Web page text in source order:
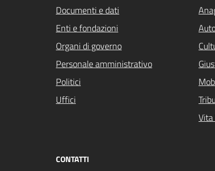
Documenti e dati
Enti e fondazioni
Organi di governo
Personale amministrativo
Politici
Uffici
CONTATTI